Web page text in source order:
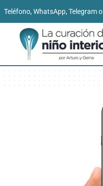
Teléfono, WhatsApp, Telegram